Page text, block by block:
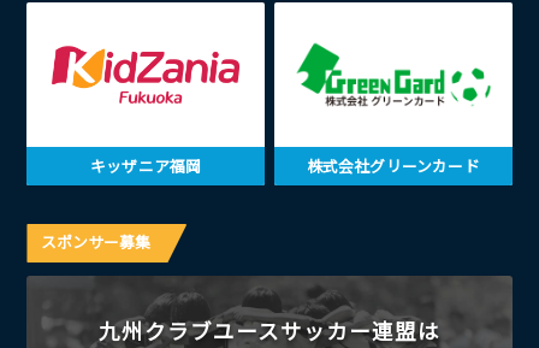
キッザニア福岡 株式会社グリーンカード
スポンサー募集
九州クラブユースサッカー連盟は